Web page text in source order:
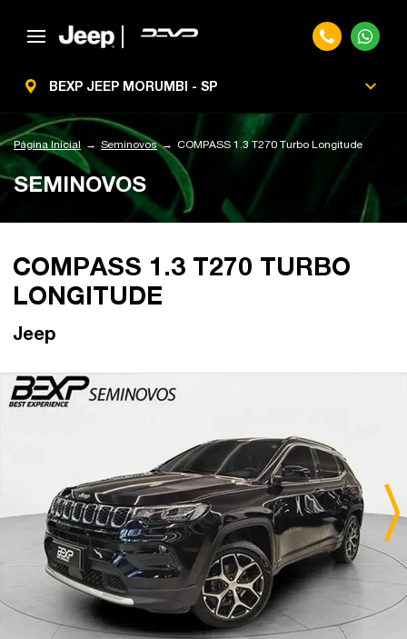
BEXP JEEP MORUMBI - SP
Página Inicial Seminovos COMPASS 1.3 T270 Turbo Longitude
SEMINOVOS
COMPASS 1.3 T270 TURBO
LONGITUDE
Jeep